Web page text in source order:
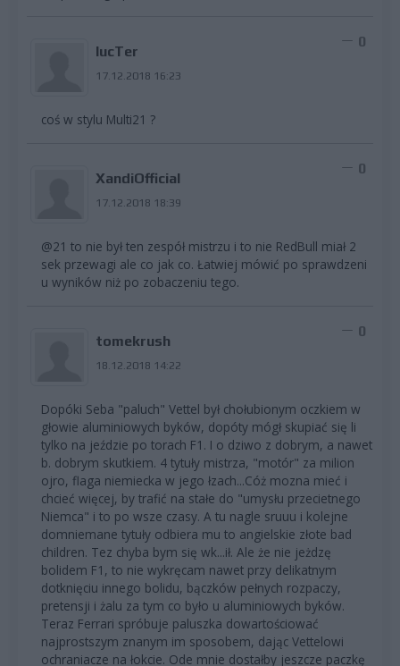
lucTer
17.12.2018 16:23
0
coś w stylu Multi21 ?
XandiOfficial
17.12.2018 18:39
0
@21 to nie był ten zespół mistrzu i to nie RedBull miał 2
sek przewagi ale co jak co. Łatwiej mówić po sprawdzeni
u wyników niż po zobaczeniu tego.
tomekrush
18.12.2018 14:22
0
Dopóki Seba "paluch" Vettel był chołubionym oczkiem w
głowie aluminiowych byków, dopóty mógł skupiać się li
tylko na jeździe po torach F1. I o dziwo z dobrym, a nawet
b. dobrym skutkiem. 4 tytuły mistrza, "motór" za milion
ojro, flaga niemiecka w jego łzach...Cóż mozna mieć i
chcieć więcej, by trafić na stałe do "umysłu przecietnego
Niemca" i to po wsze czasy. A tu nagle sruuu i kolejne
domniemane tytuły odbiera mu to angielskie złote bad
children. Tez chyba bym się wk...ił. Ale że nie jeżdzę
bolidem F1, to nie wykręcam nawet przy delikatnym
dotknięciu innego bolidu, bączków pełnych rozpaczy,
pretensji i żalu za tym co było u aluminiowych byków.
Teraz Ferrari spróbuje paluszka dowartościować
najprostszym znanym im sposobem, dając Vettelowi
ochraniacze na łokcie. Ode mnie dostałby jeszcze paczkę